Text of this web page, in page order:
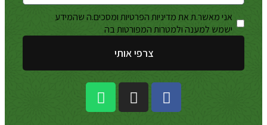
אני מאשר.ת את מדיניות הפרטיות ומסכים.ה שהמידע
ישמש למענה ולמטרות המפורטות בה
צרפי אותי